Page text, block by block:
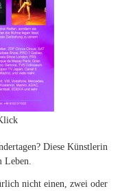
Diese Künstlerin
nicht einen, zwei oder